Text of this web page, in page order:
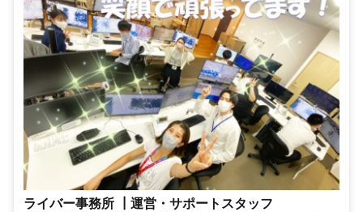
ライバー事務所 ┃運営・サポートスタッフ